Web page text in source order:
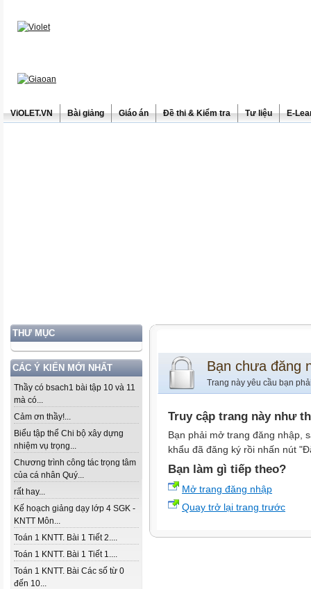
ViOLET.VN Bài giảng Giáo án Đề thi & Kiểm tra Tư liệu E-
THƯ MỤC
CÁC Ý KIẾN MỚI NHẤT
Thầy có bsach1 bài tập 10 và 11
mà có...
Cảm ơn thầy!...
Biểu tập thể Chi bộ xây dựng
nhiệm vụ trọng...
Chương trình công tác trọng tâm
của cá nhân Quý...
rất hay...
Kế hoạch giảng dạy lớp 4 SGK -
KNTT Môn...
Toán 1 KNTT. Bài 1 Tiết 2....
Toán 1 KNTT. Bài 1 Tiết 1....
Toán 1 KNTT. Bài Các số từ 0
đến 10...
Bạn chưa đăng
Trang này yêu cầu bạn
Truy cập trang này như
Bạn phải mở trang đăng nhập,
khẩu đã đăng ký rồi nhấn nút
Bạn làm gì tiếp theo?
Mở trang đăng nhập
Quay trở lại trang trước